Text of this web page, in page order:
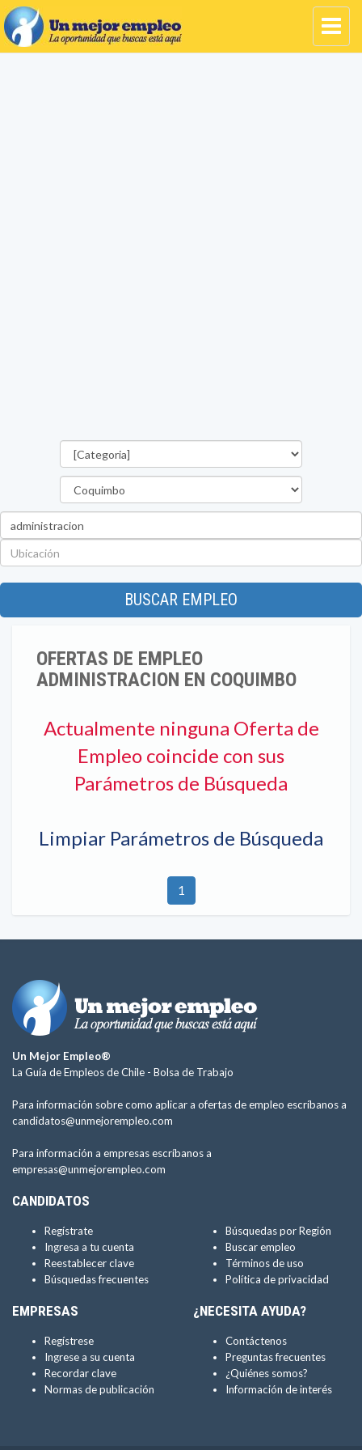
BUSCAR EMPLEO
OFERTAS DE EMPLEO
ADMINISTRACION EN COQUIMBO
Actualmente ninguna Oferta de
Empleo coincide con sus
Parámetros de Búsqueda
Limpiar Parámetros de Búsqueda
1
Un Mejor Empleo®
La Guía de Empleos de Chile - Bolsa de Trabajo
Para información sobre como aplicar a ofertas de empleo escríbanos a
candidatos@unmejorempleo.com
Para información a empresas escríbanos a
empresas@unmejorempleo.com
CANDIDATOS
Regístrate
Ingresa a tu cuenta
Reestablecer clave
Búsquedas frecuentes
Búsquedas por Región
Buscar empleo
Términos de uso
Política de privacidad
EMPRESAS
Regístrese
Ingrese a su cuenta
Recordar clave
Normas de publicación
¿NECESITA AYUDA?
Contáctenos
Preguntas frecuentes
¿Quiénes somos?
Información de interés